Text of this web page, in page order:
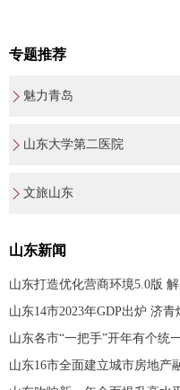
专题推荐
魅力青岛
山东大学第二医院
文旅山东
山东新闻
山东打造优化营商环境5.0版
山东14市2023年GDP出炉 济
山东各市“一把手”开年有个统
山东16市全面建立城市房地产